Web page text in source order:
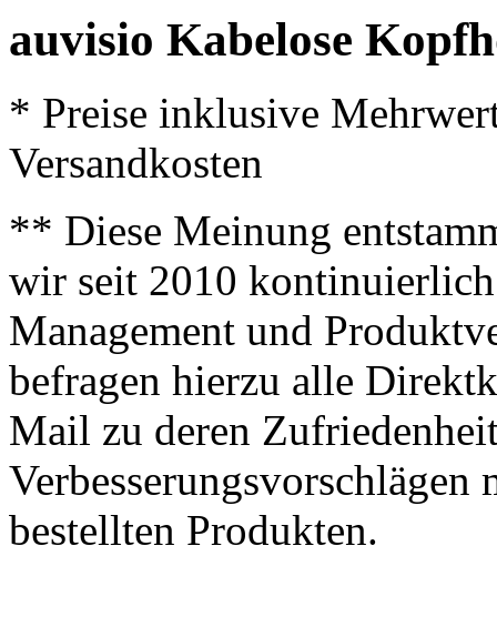
auvisio Kabelose
* Preise inklusive
Versandkosten
** Diese Meinung
wir seit 2010
Management und
befragen hierzu alle
Mail zu deren
bestellten Produkten.